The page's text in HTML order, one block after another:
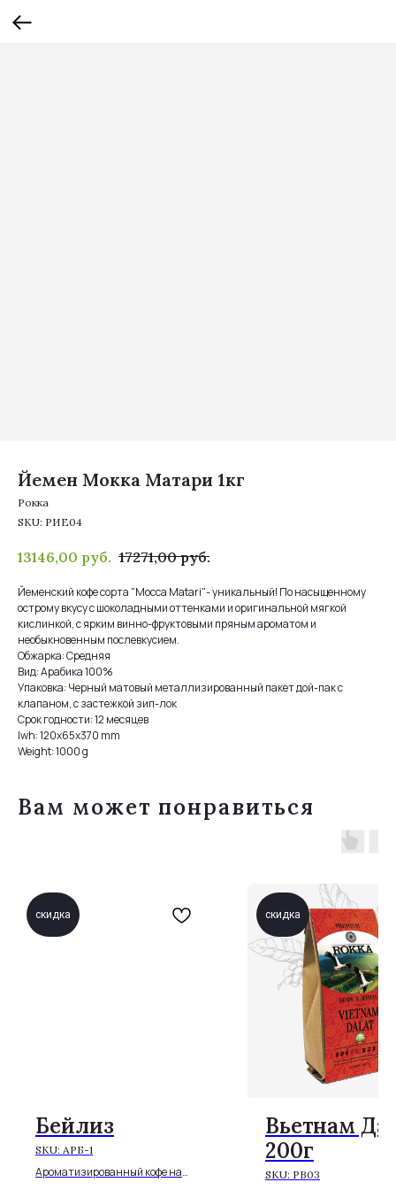
Йемен Мокка Матари 1кг
Рокка
SKU: РИЕ04
13146,00 руб. 17271,00 руб.
Йеменский кофе сорта "Mocca Matari"- уникальный! По насыщенному
острому вкусу с шоколадными оттенками и оригинальной мягкой
кислинкой, с ярким винно-фруктовыми пряным ароматом и
необыкновенным послевкусием.
Обжарка: Средняя
Вид: Арабика 100%
Упаковка: Черный матовый металлизированный пакет дой-пак с
клапаном, с застежкой зип-лок
Срок годности: 12 месяцев
lwh: 120x65x370 mm
Weight: 1000 g
Вам может понравиться
скидка
Бейлиз
SKU: АРБ-1
Ароматизированный кофе на
скидка
Вьетнам
200г
SKU: РВ03